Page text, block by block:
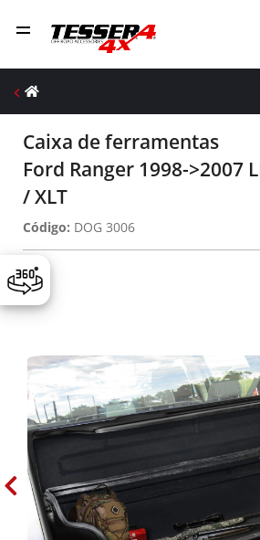
Caixa de ferramentas
Ford Ranger 1998->2007
/ XLT
Código: DOG 3006